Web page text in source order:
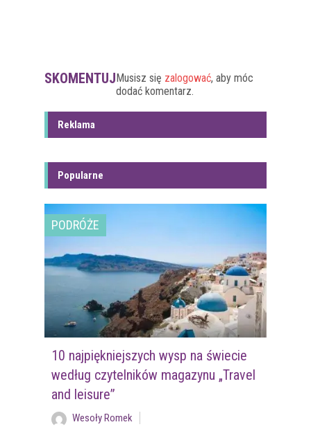
SKOMENTUJMusisz się zalogować, aby móc
dodać komentarz.
Reklama
Popularne
PODRÓŻE
10 najpiękniejszych wysp na świecie
według czytelników magazynu „Travel
and leisure”
Wesoły Romek